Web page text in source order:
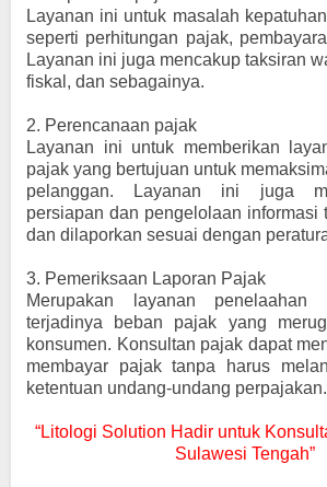
Layanan ini untuk masalah
seperti perhitungan pajak,
Layanan ini juga mencakup taksiran
fiskal, dan sebagainya.
2. Perencanaan pajak
Layanan ini untuk memberikan
pajak yang bertujuan untuk
pelanggan. Layanan ini juga
persiapan dan pengelolaan informasi
dan dilaporkan sesuai dengan
3. Pemeriksaan Laporan Pajak
Merupakan layanan penelaahan
terjadinya beban pajak yang
konsumen. Konsultan pajak dapat
membayar pajak tanpa harus
ketentuan undang-undang perpajakan.
“Litologi Solution Hadir untuk
Sulawesi Tengah”